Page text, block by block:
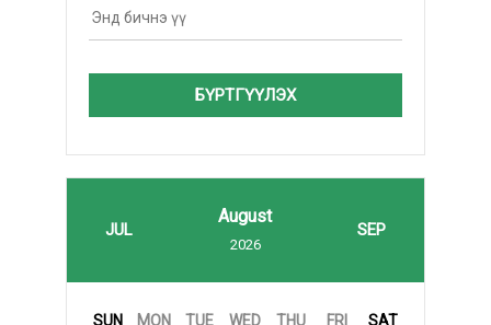
БҮРТГҮҮЛЭХ
JUL
August
2026
SEP
SUN MON TUE WED THU FRI SAT